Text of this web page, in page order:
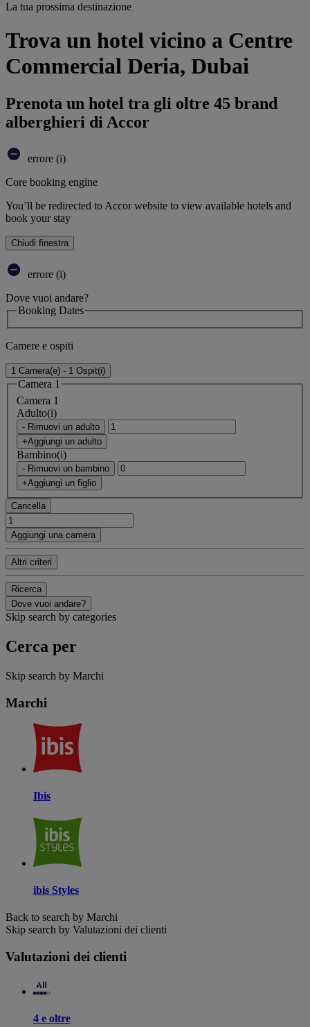
La tua prossima destinazione
Trova un hotel vicino a Centre
Commercial Deria, Dubai
Prenota un hotel tra gli oltre 45 brand
alberghieri di Accor
errore (i)
Core booking engine
You’ll be redirected to Accor website to view available hotels and
book your stay
Chiudi finestra
errore (i)
Dove vuoi andare?
Booking Dates
Camere e ospiti
1 Camera(e) - 1 Ospit(i)
Camera 1
Camera 1
Adulto(i)
- Rimuovi un adulto
+Aggiungi un adulto
Bambino(i)
- Rimuovi un bambino
+Aggiungi un figlio
Cancella
Aggiungi una camera
Altri criteri
Ricerca
Dove vuoi andare?
Skip search by categories
Cerca per
Skip search by Marchi
Marchi
Ibis
ibis Styles
Back to search by Marchi
Skip search by Valutazioni dei clienti
Valutazioni dei clienti
4 e oltre